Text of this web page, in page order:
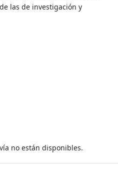
las de investigación y
no están disponibles.